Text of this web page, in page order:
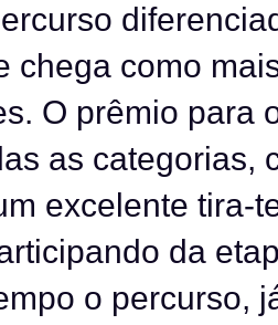
chega como
O prêmio para
as categorias,
excelente tira-
da
o percurso,